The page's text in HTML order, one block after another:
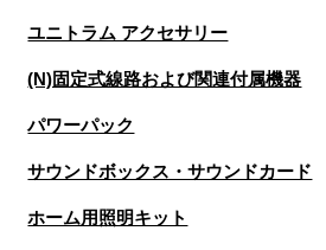
ユニトラム アクセサリー
(N)固定式線路および関連付属機器
パワーパック
サウンドボックス・サウンドカード
ホーム用照明キット